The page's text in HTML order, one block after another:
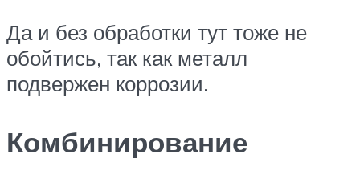
Да и без обработки тут тоже не
обойтись, так как металл
подвержен коррозии.
Комбинирование